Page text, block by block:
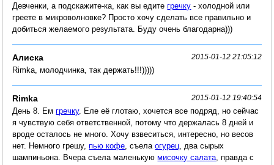
Девченки, а подскажите-ка, как вы едитегречку - холодной или
греете в микроволновке? Просто хочу сделать все правильно и
добиться желаемого результата. Буду очень благодарна)))
Алиска 2015-01-12 21:05:12
Rimka, молодчинка, так держать!!!)))))
Rimka 2015-01-12 19:40:54
День 8. Емгречку. Еле её глотаю, хочется все подряд, но сейчас
я чувствую себя ответственной, потому что держалась 8 дней и
вроде осталось не много. Хочу взвеситься, интересно, но весов
нет. Немного грешу,пью кофе , съелаогурец , два сырых
шампиньона. Вчера съела маленькуюмисочку салата , правда с